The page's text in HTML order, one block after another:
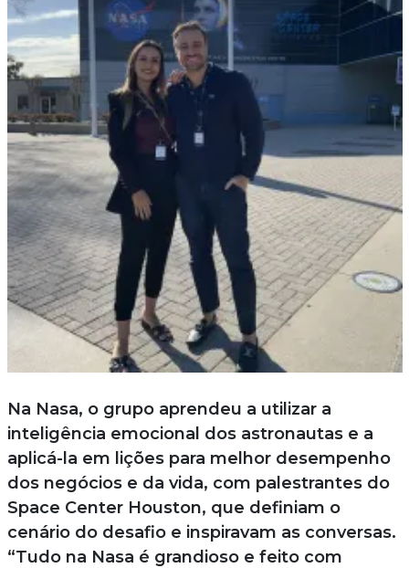
Na Nasa, o grupo aprendeu a utilizar a
inteligência emocional dos astronautas e a
aplicá-la em lições para melhor desempenho
dos negócios e da vida, com palestrantes do
Space Center Houston, que definiam o
cenário do desafio e inspiravam as conversas.
“Tudo na Nasa é grandioso e feito com